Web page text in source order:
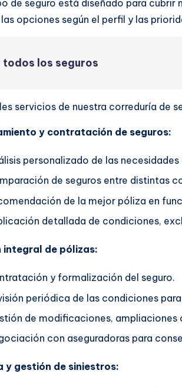
de seguro está diseñado para
opciones según el perfil y las
todos los seguros
servicios de nuestra correduría de
y contratación de seguros:
personalizado de las
de seguros entre distintas
de la mejor póliza en
detallada de condiciones,
integral de pólizas:
y formalización del seguro.
periódica de las condiciones
de modificaciones, ampliaciones
con aseguradoras para
y gestión de siniestros: